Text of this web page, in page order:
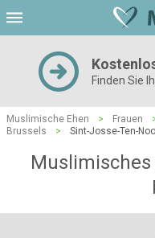
Finden Sie
Muslimische Ehen > Frauen
Brussels
> Sint-Josse-Ten-
Muslimisches